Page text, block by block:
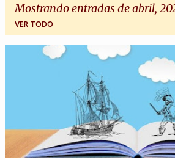
Mostrando entradas de abril,
VER TODO
a
d